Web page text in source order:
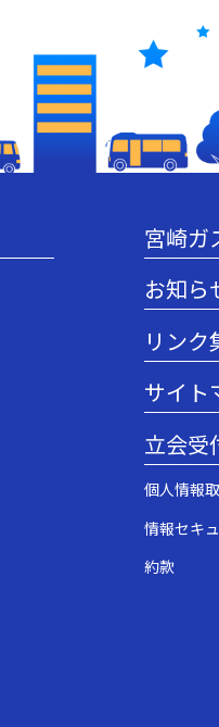
宮崎ガ
お知ら
リンク
サイト
立会受
個人情報
情報セキ
約款